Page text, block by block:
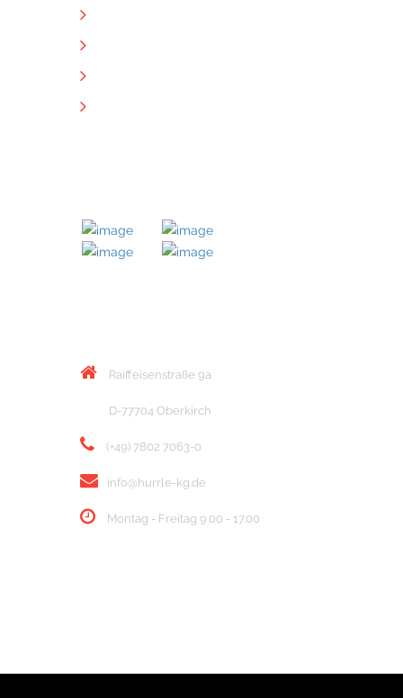
Raiffeisenstraße 9a
D-77704 Oberkirch
(+49) 7802 7063-0
info@hurrle-kg.de
Montag - Freitag 9.00 - 17.00